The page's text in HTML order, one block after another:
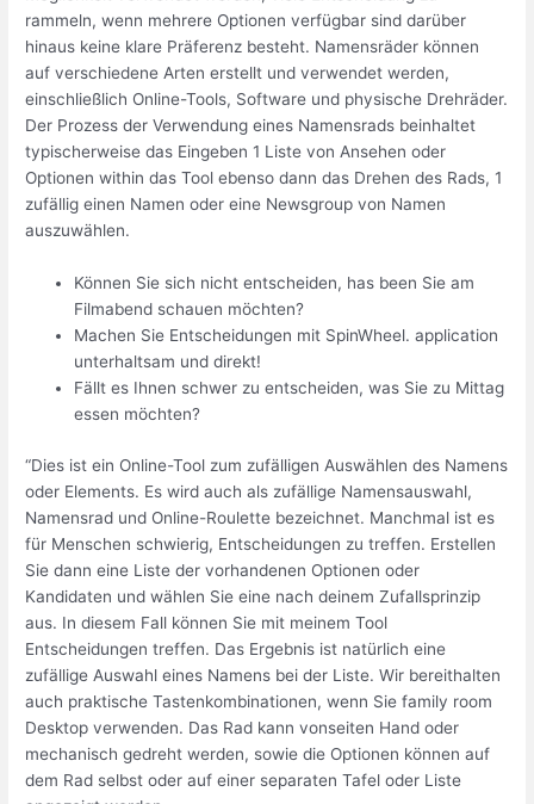
rammeln, wenn mehrere Optionen verfügbar sind darüber
hinaus keine klare Präferenz besteht. Namensräder können
auf verschiedene Arten erstellt und verwendet werden,
einschließlich Online-Tools, Software und physische Drehräder.
Der Prozess der Verwendung eines Namensrads beinhaltet
typischerweise das Eingeben 1 Liste von Ansehen oder
Optionen within das Tool ebenso dann das Drehen des Rads, 1
zufällig einen Namen oder eine Newsgroup von Namen
auszuwählen.
Können Sie sich nicht entscheiden, has been Sie am
Filmabend schauen möchten?
Machen Sie Entscheidungen mit SpinWheel. application
unterhaltsam und direkt!
Fällt es Ihnen schwer zu entscheiden, was Sie zu Mittag
essen möchten?
“Dies ist ein Online-Tool zum zufälligen Auswählen des Namens
oder Elements. Es wird auch als zufällige Namensauswahl,
Namensrad und Online-Roulette bezeichnet. Manchmal ist es
für Menschen schwierig, Entscheidungen zu treffen. Erstellen
Sie dann eine Liste der vorhandenen Optionen oder
Kandidaten und wählen Sie eine nach deinem Zufallsprinzip
aus. In diesem Fall können Sie mit meinem Tool
Entscheidungen treffen. Das Ergebnis ist natürlich eine
zufällige Auswahl eines Namens bei der Liste. Wir bereithalten
auch praktische Tastenkombinationen, wenn Sie family room
Desktop verwenden. Das Rad kann vonseiten Hand oder
mechanisch gedreht werden, sowie die Optionen können auf
dem Rad selbst oder auf einer separaten Tafel oder Liste